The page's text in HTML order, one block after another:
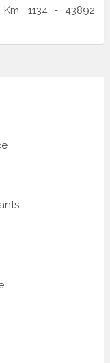
1134 - 43892